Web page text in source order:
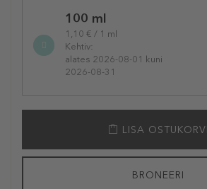
variation100 ml
1,10 € / 1 ml
Kehtiv:
alates 2026-08-01 kuni
2026-08-31
LISA OSTUKORVI
BRONEERI